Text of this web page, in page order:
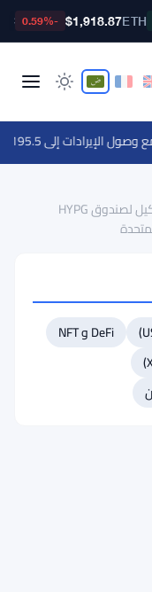
ETH
$1,918.87
-0.59%
دولار في الربع الثاني
إطلاق جرايسكيل لصندوق HYPG
DeFi و NFT